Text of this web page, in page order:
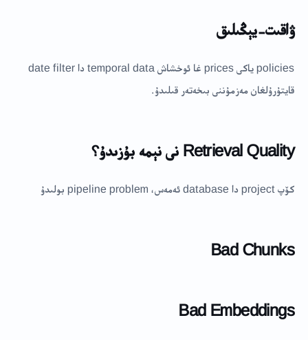
ۋاقىت-يېڭىلىق
policies ياكى prices غا ئوخشاش temporal data دا date filter
قايتۇرۇلغان مەزمۇننى بىخەتەر قىلىدۇ.
Retrieval Quality نى نېمە بۇزىدۇ؟
كۆپ project دا database ئەمەس، pipeline problem بولىدۇ
Bad Chunks
Bad Embeddings